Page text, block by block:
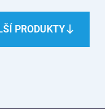
PRODUKTY